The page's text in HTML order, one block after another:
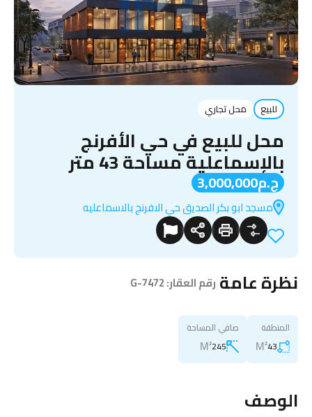
للبيع محل تجاري
محل للبيع في حي الأفرنج
بالإسماعلية مساحة 43 متر
ج.م3,000,000
مسجد ابو بكر الصديق حي الافرنج بالاسماعليه
نظرة عامة رقم العقار:G-7472
المنطقة
43
M²
صافي المساحة
245
M²
الوصف